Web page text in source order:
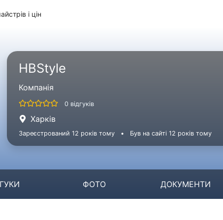
і цін
HBStyle
Компанія
0 відгуків
Харків
Зареєстрований 12 років тому • Був на сайті 12 років тому
ФОТО ДОКУМЕНТИ